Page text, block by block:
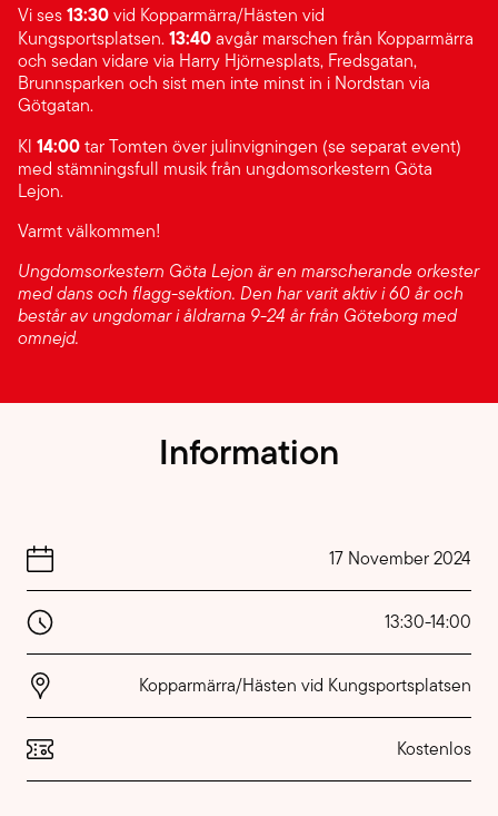
Vi ses13:30vid Kopparmärra/Hästen vid
Kungsportsplatsen.13:40avgår marschen från Kopparmärra
och sedan vidare via Harry Hjörnesplats, Fredsgatan,
Brunnsparken och sist men inte minst in i Nordstan via
Götgatan.
Kl 14:00tar Tomten över julinvigningen (se separat event)
med stämningsfull musik från ungdomsorkestern Göta
Lejon.
Varmt välkommen!
Ungdomsorkestern Göta Lejon är en marscherande orkester
med dans och flagg-sektion. Den har varit aktiv i 60 år och
består av ungdomar i åldrarna 9-24 år från Göteborg med
omnejd.
Information
17 November 2024
13:30-14:00
Kopparmärra/Hästen vid Kungsportsplatsen
Kostenlos